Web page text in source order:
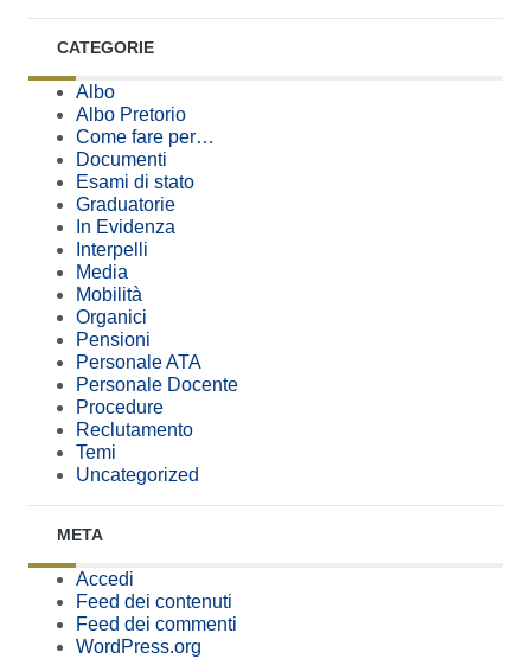
CATEGORIE
Albo
Albo Pretorio
Come fare per…
Documenti
Esami di stato
Graduatorie
In Evidenza
Interpelli
Media
Mobilità
Organici
Pensioni
Personale ATA
Personale Docente
Procedure
Reclutamento
Temi
Uncategorized
META
Accedi
Feed dei contenuti
Feed dei commenti
WordPress.org